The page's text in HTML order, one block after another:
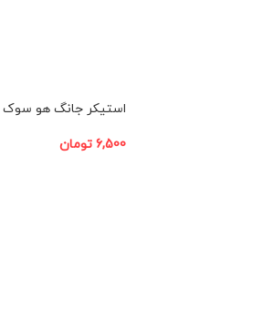
استیکر جانگ هو سوک
6,500 تومان